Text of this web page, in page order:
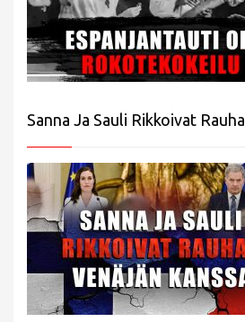
Sanna Ja Sauli Rikkoivat